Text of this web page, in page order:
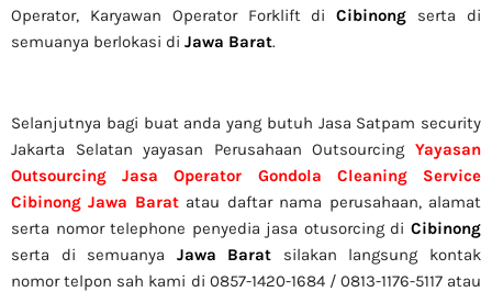
Operator, Karyawan Operator Forklift diCibinong serta di
semuanya berlokasi di Jawa Barat.
Selanjutnya bagi buat anda yang butuh Jasa Satpam security
Jakarta Selatan yayasan Perusahaan Outsourcing Yayasan
Outsourcing Jasa Operator Gondola Cleaning Service
Cibinong Jawa Baratatau daftar nama perusahaan, alamat
serta nomor telephone penyedia jasa otusorcing di Cibinong
serta di semuanya Jawa Barat silakan langsung kontak
nomor telpon sah kami di 0857-1420-1684 / 0813-1176-5117 atau